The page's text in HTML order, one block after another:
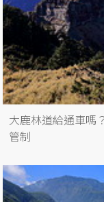
大鹿林道給通車嗎
管制